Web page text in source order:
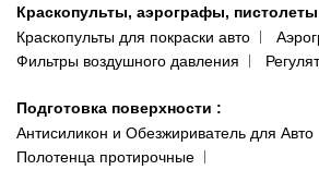
Краскопульты, аэрографы, пистолеты
Краскопульты для покраски авто
Фильтры воздушного давления
Подготовка поверхности :
Антисиликон и Обезжириватель для Авто
Полотенца протирочные